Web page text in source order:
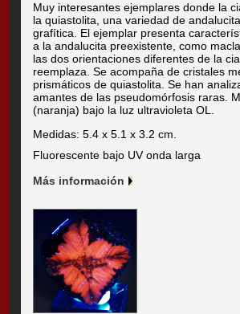
Muy interesantes ejemplares donde la
la quiastolita, una variedad de
grafítica. El ejemplar presenta
a la andalucita preexistente, como
las dos orientaciones diferentes de la
reemplaza. Se acompaña de cristales
prismáticos de quiastolita. Se han
amantes de las pseudomórfosis raras.
(naranja) bajo la luz ultravioleta OL.
Medidas: 5.4 x 5.1 x 3.2 cm.
Fluorescente bajo UV onda larga
Más información